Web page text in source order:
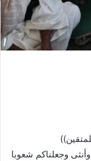
وجعلناكم شعوبا